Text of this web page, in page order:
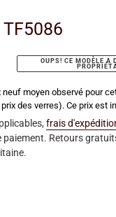
OUPS! CE MODÈLE A
neuf moyen observé pour
des verres). Ce prix est
frais
paiement. Retours